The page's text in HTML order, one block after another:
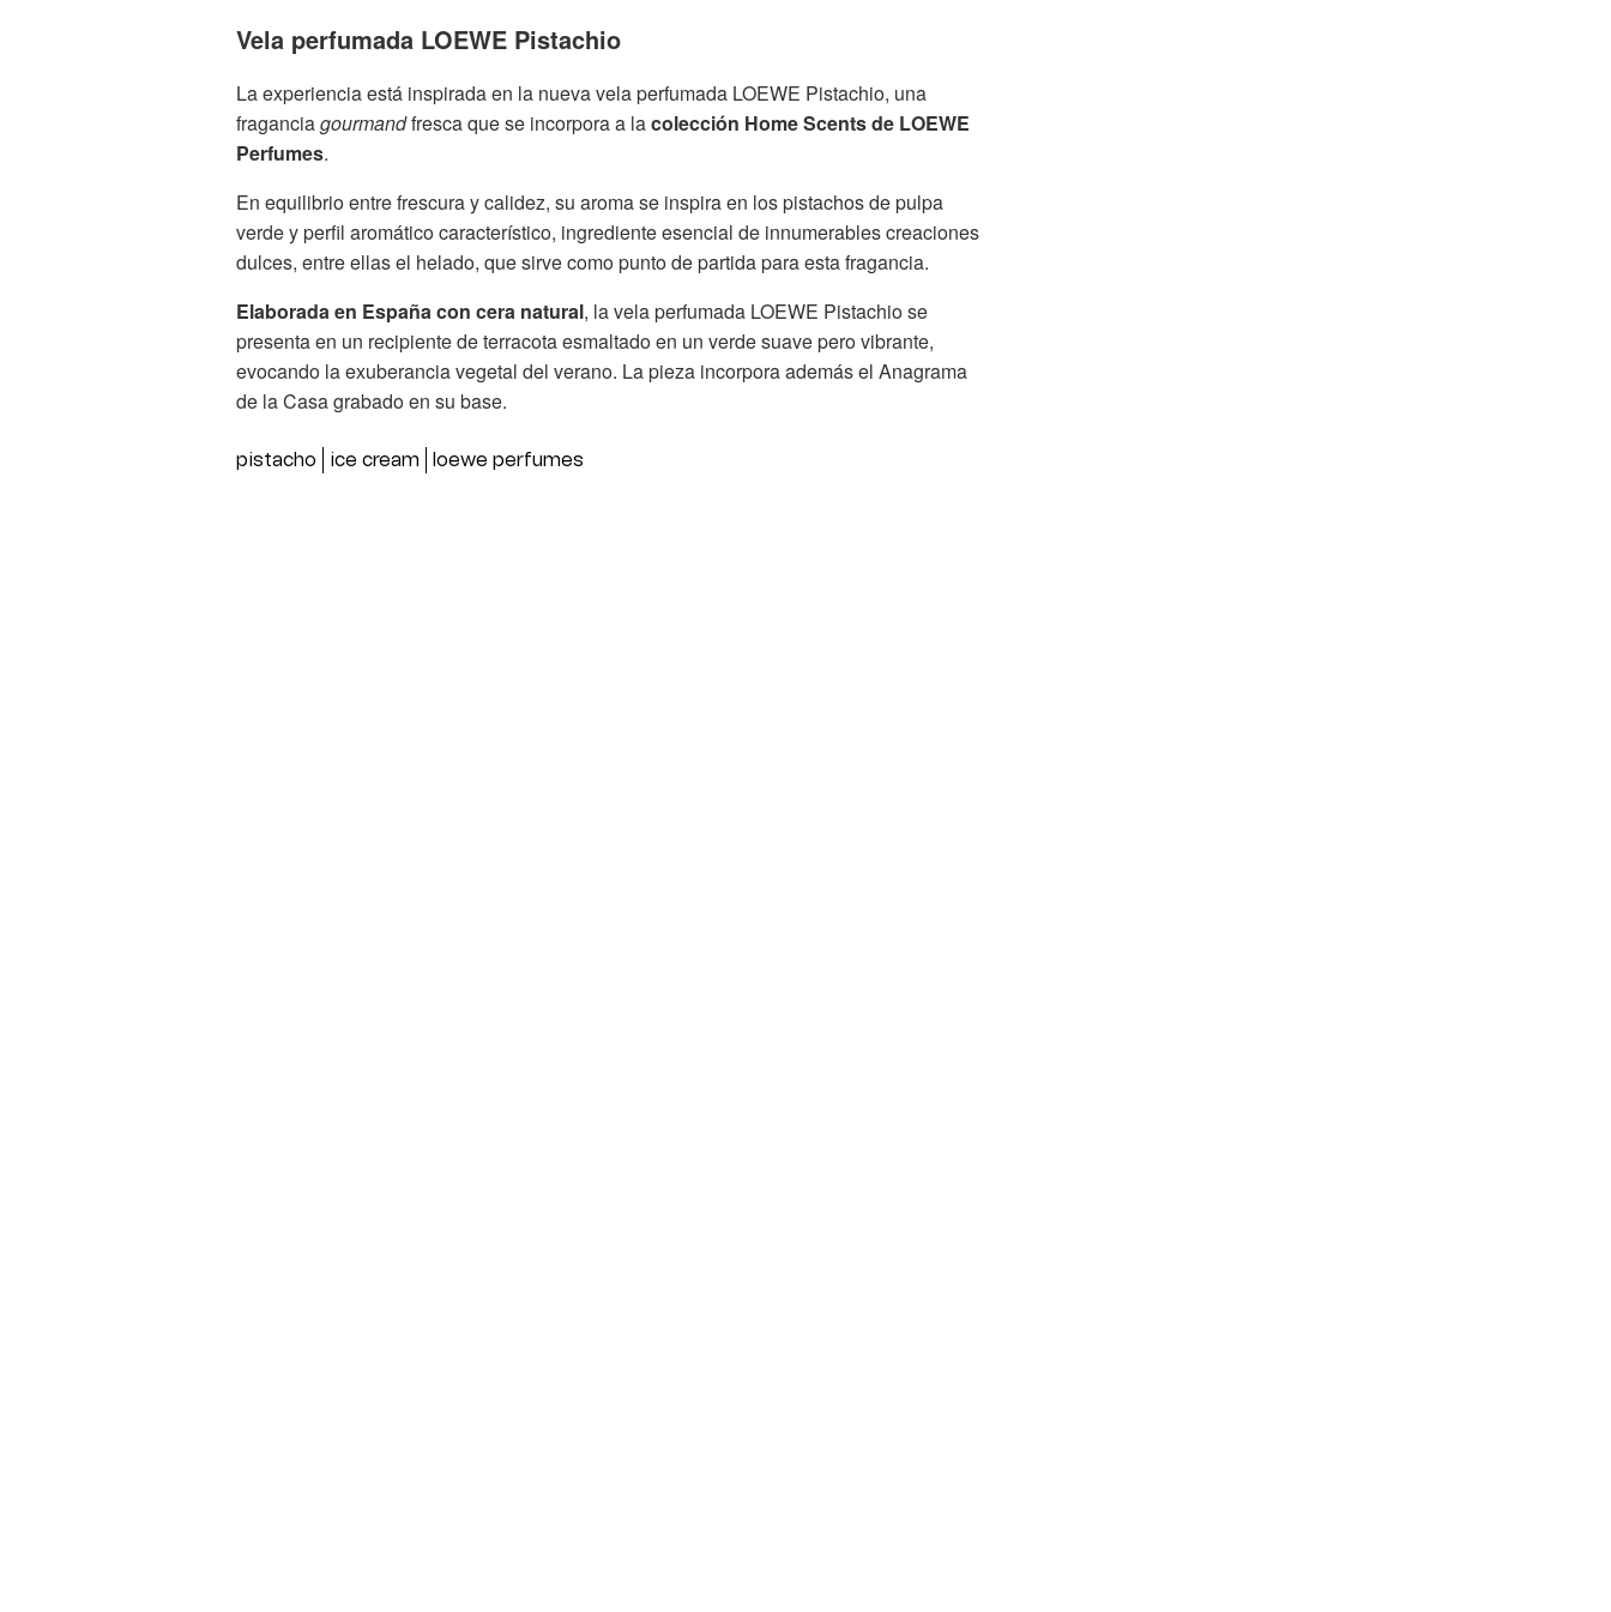
Vela perfumada LOEWE Pistachio
La experiencia está inspirada en la nueva vela perfumada LOEWE Pistachio, una
fraganciagourmandfresca que se incorpora a lacolección Home Scents de LOEWE
Perfumes.
En equilibrio entre frescura y calidez, su aroma se inspira en los pistachos de pulpa
verde y perfil aromático característico, ingrediente esencial de innumerables creaciones
dulces, entre ellas el helado, que sirve como punto de partida para esta fragancia.
Elaborada en España con cera natural, la vela perfumada LOEWE Pistachio se
presenta en un recipiente de terracota esmaltado en un verde suave pero vibrante,
evocando la exuberancia vegetal del verano. La pieza incorpora además el Anagrama
de la Casa grabado en su base.
pistacho ice cream loewe perfumes